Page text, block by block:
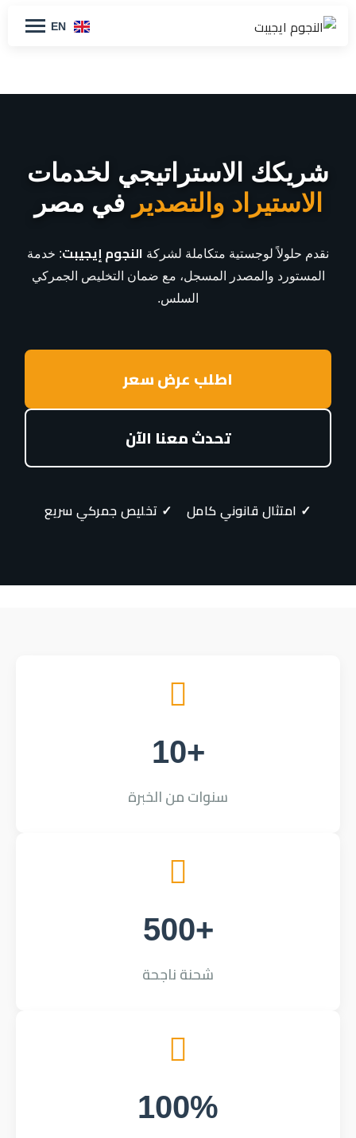
EN
شريكك الاستراتيجي لخدمات
الاستيراد والتصدير في مصر
نقدم حلولاً لوجستية متكاملة لشركة النجوم إيجيبت: خدمة
المستورد والمصدر المسجل، مع ضمان التخليص الجمركي
السلس.
اطلب عرض سعر
تحدث معنا الآن
✓ امتثال قانوني كامل ✓ تخليص جمركي سريع
+10
سنوات من الخبرة
+500
شحنة ناجحة
100%